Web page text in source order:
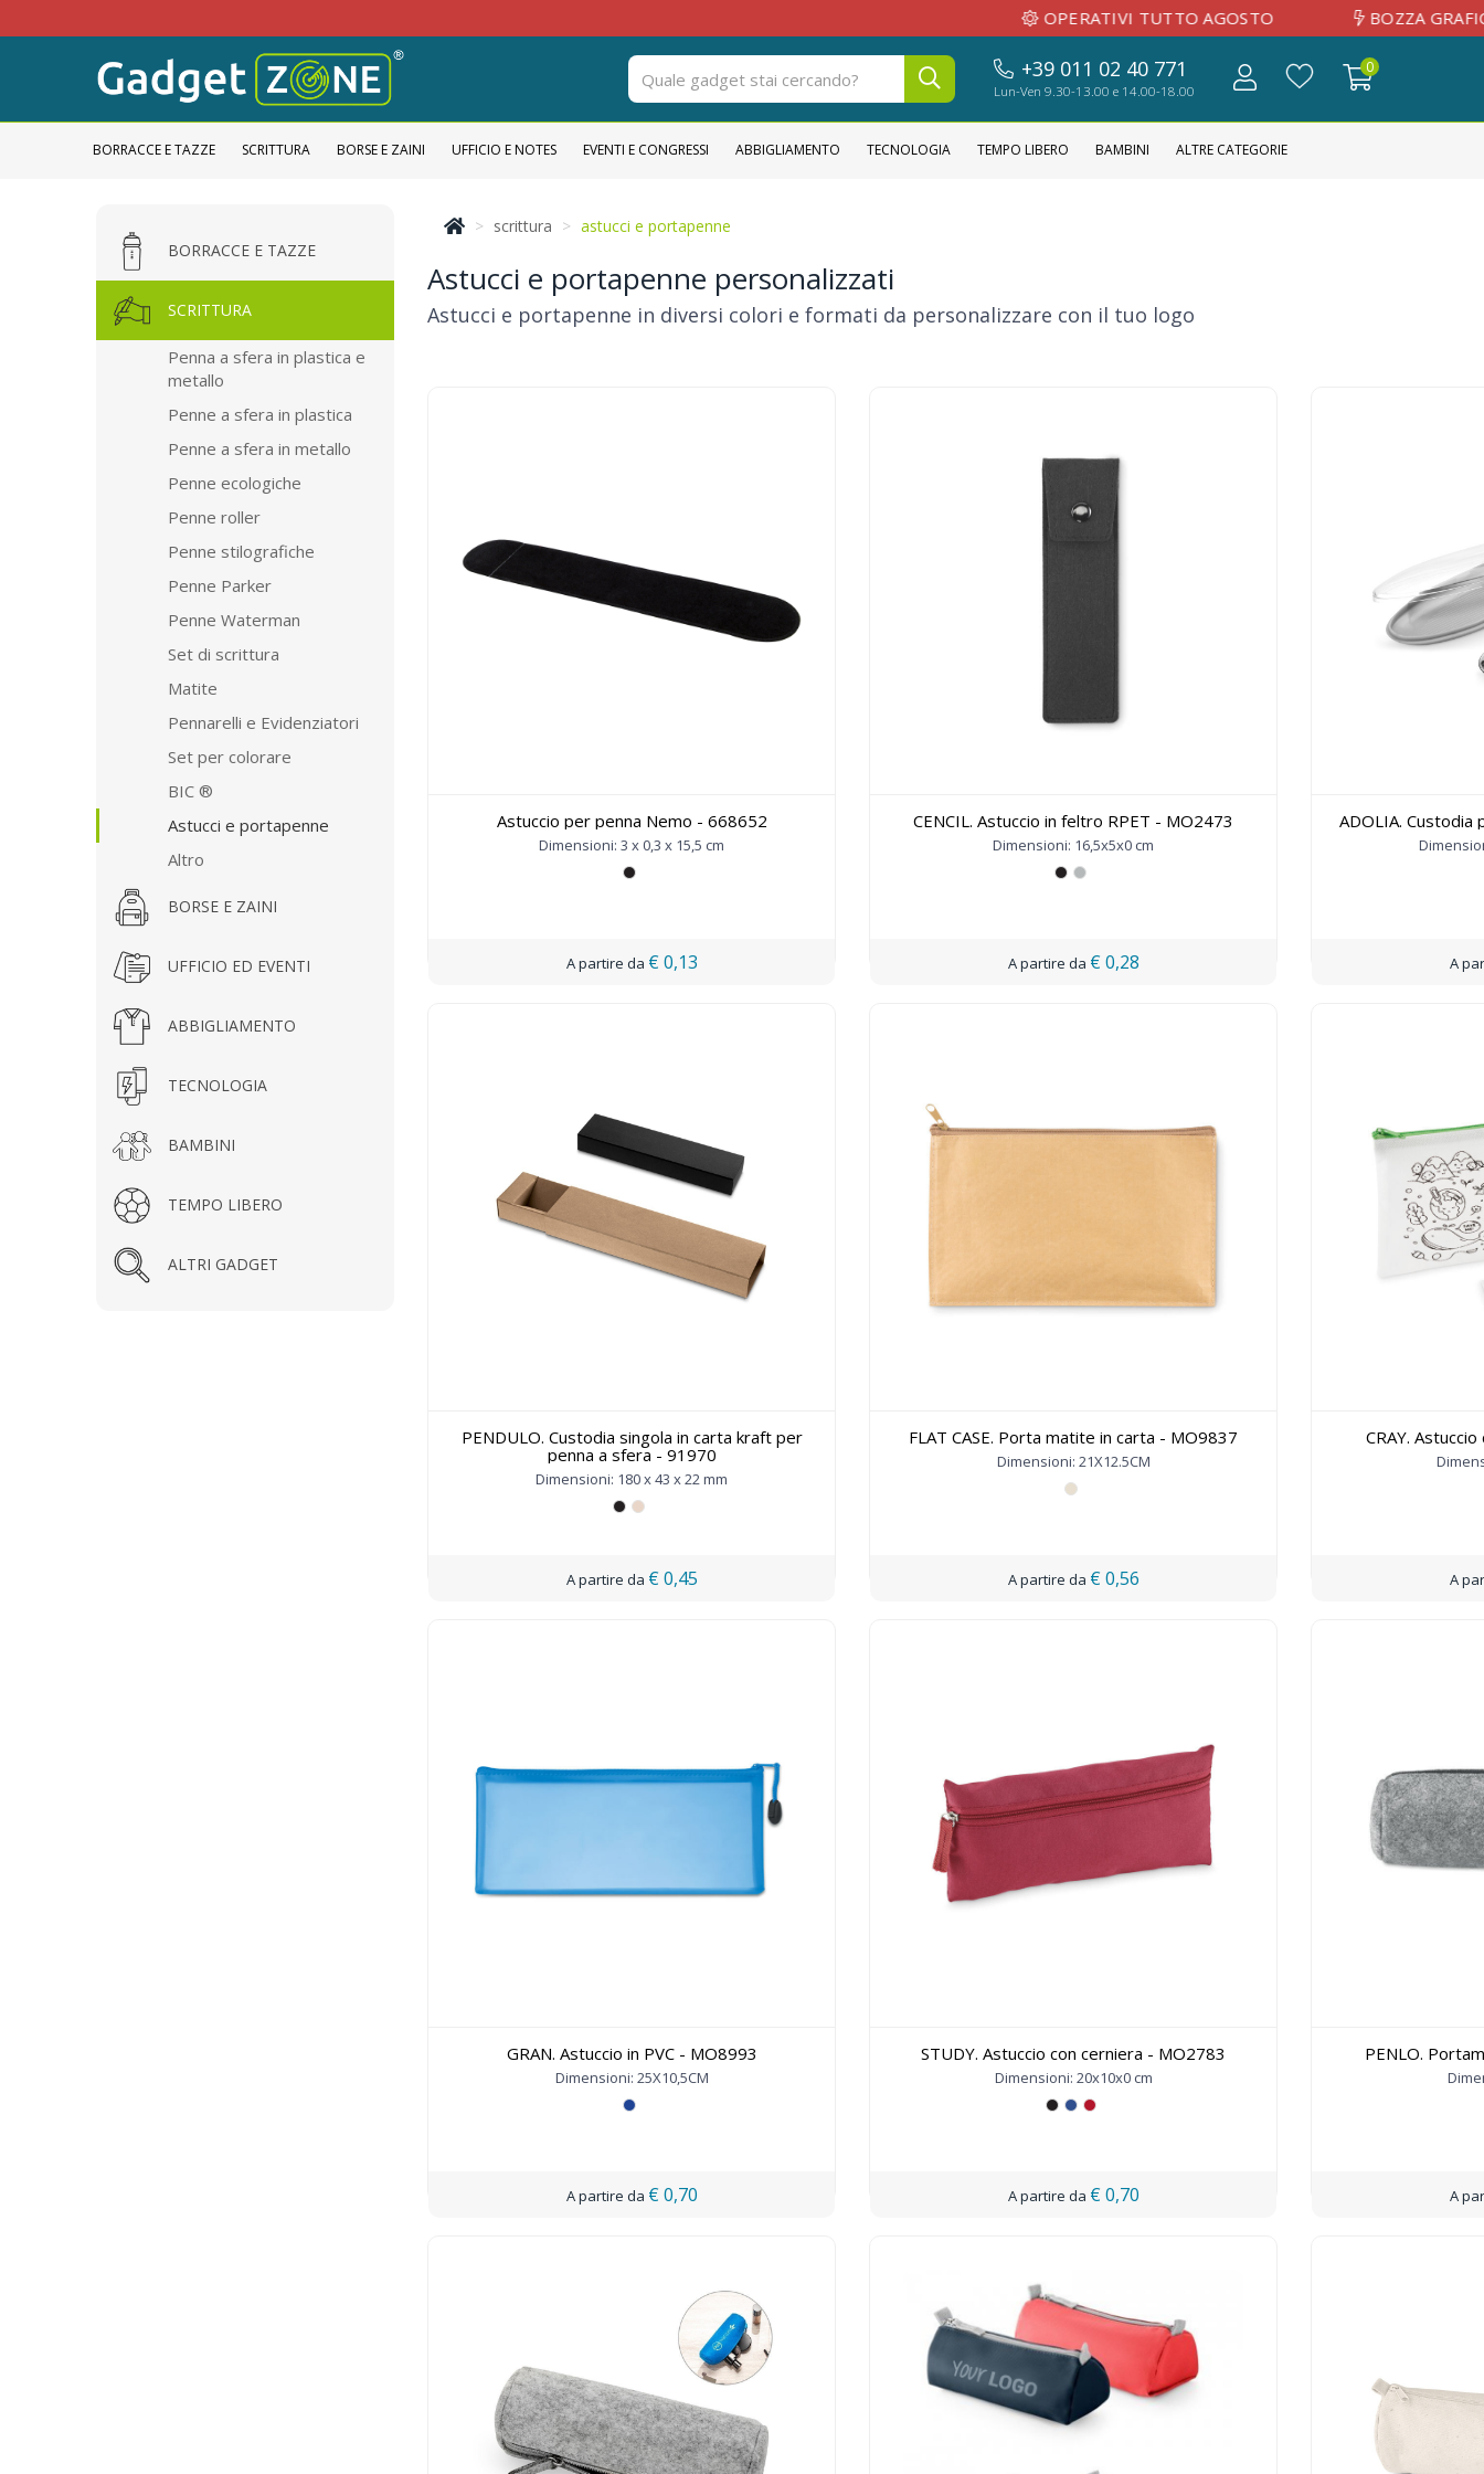
OPERATIVI TUTTO AGOSTO BOZZA GRAFICA
+39 011 02 40 771
Lun-Ven 9.30-13.00 e 14.00-18.00
0
BORRACCE E TAZZE SCRITTURA BORSE E ZAINI UFFICIO E NOTES EVENTI E CONGRESSI ABBIGLIAMENTO TECNOLOGIA TEMPO LIBERO BAMBINI ALTRE CATEGORIE
BORRACCE E TAZZE
SCRITTURA
Penna a sfera in plastica e
metallo
Penne a sfera in plastica
Penne a sfera in metallo
Penne ecologiche
Penne roller
Penne stilografiche
Penne Parker
Penne Waterman
Set di scrittura
Matite
Pennarelli e Evidenziatori
Set per colorare
BIC ®
Astucci e portapenne
Altro
BORSE E ZAINI
UFFICIO ED EVENTI
ABBIGLIAMENTO
TECNOLOGIA
BAMBINI
TEMPO LIBERO
ALTRI GADGET
scrittura astucci e portapenne
Astucci e portapenne personalizzati
Astucci e portapenne in diversi colori e formati da personalizzare con il tuo logo
Astuccio per penna Nemo - 668652
Dimensioni: 3 x 0,3 x 15,5 cm
€ 0,13
CENCIL. Astuccio in feltro RPET - MO2473
Dimensioni: 16,5x5x0 cm
€ 0,28
ADOLIA.
PENDULO. Custodia singola in carta kraft per
penna a sfera - 91970
Dimensioni: 180 x 43 x 22 mm
€ 0,45
FLAT CASE. Porta matite in carta - MO9837
Dimensioni: 21X12.5CM
€ 0,56
CRAY.
GRAN. Astuccio in PVC - MO8993
Dimensioni: 25X10,5CM
€ 0,70
STUDY. Astuccio con cerniera - MO2783
Dimensioni: 20x10x0 cm
€ 0,70
PENLO.